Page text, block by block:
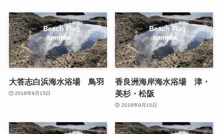
大答志白浜海水浴場 鳥羽
2018年9月15日
香良洲海岸海水浴場 津・
美杉・松阪
2018年9月15日